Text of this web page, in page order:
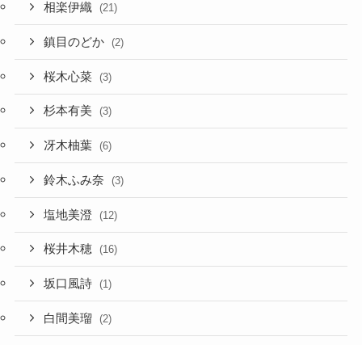
相楽伊織 (21)
鎮目のどか (2)
桜木心菜 (3)
杉本有美 (3)
冴木柚葉 (6)
鈴木ふみ奈 (3)
塩地美澄 (12)
桜井木穂 (16)
坂口風詩 (1)
白間美瑠 (2)